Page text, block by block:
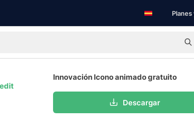
Innovación Icono animado gratuito
Descargar